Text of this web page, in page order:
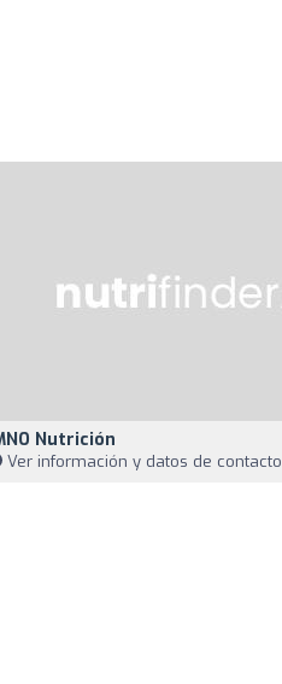
Nutrición
Ver información y datos de contacto